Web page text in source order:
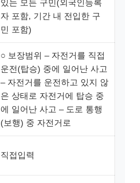
있는 모든 구민(외국인등록
자 포함, 기간 내 전입한 구
민 포함)
○ 보장범위 – 자전거를 직접
운전(탑승) 중에 일어난 사고
– 자전거를 운전하고 있지 않
은 상태로 자전거에 탑승 중
에 일어난 사고 – 도로 통행
(보행) 중 자전거로
직접입력